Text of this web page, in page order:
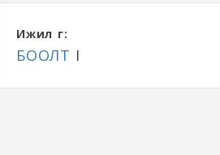
Ижил үг:
БООЛТ I